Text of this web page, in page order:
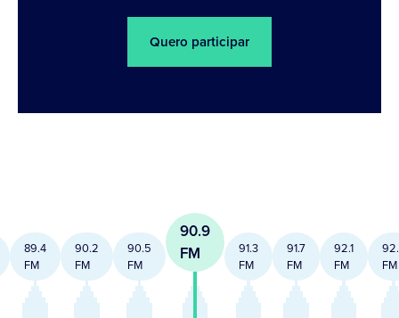
Quero participar
89.4
FM
90.2
FM
90.5
FM
90.9
FM
91.3
FM
91.7
FM
92.1
FM
FM